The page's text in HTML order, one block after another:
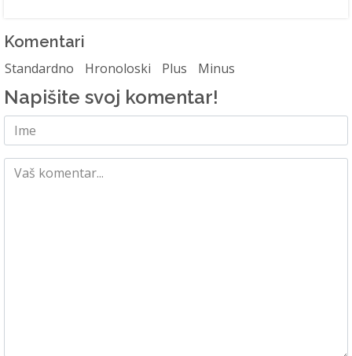
Komentari
Standardno Hronoloski Plus Minus
Napišite svoj komentar!